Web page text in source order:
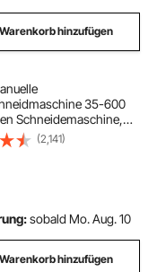
hinzufügen
35-600
Schneidemaschine,
Schnittdicke 6-15
Schneidrad, Keramik
Laser-
Einspurig 6 kg
(2,141)
sobald Mo. Aug. 10
hinzufügen